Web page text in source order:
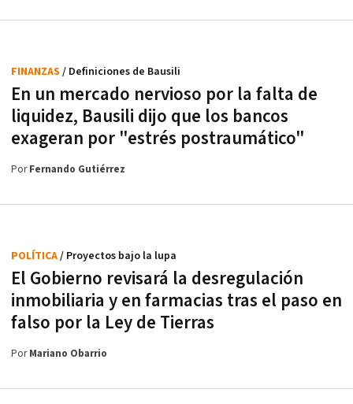
En un mercado nervioso por la falta de
liquidez, Bausili dijo que los bancos
exageran por "estrés postraumático"
FINANZAS / Definiciones de Bausili
PorFernando Gutiérrez
El Gobierno revisará la desregulación
inmobiliaria y en farmacias tras el paso en
falso por la Ley de Tierras
POLÍTICA/ Proyectos bajo la lupa
PorMariano Obarrio